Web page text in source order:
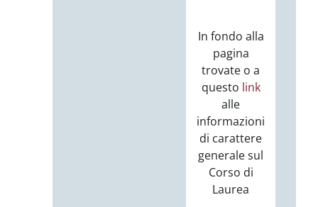
In fondo alla
pagina
trovate o a
questo link
alle
informazioni
di carattere
generale sul
Corso di
Laurea